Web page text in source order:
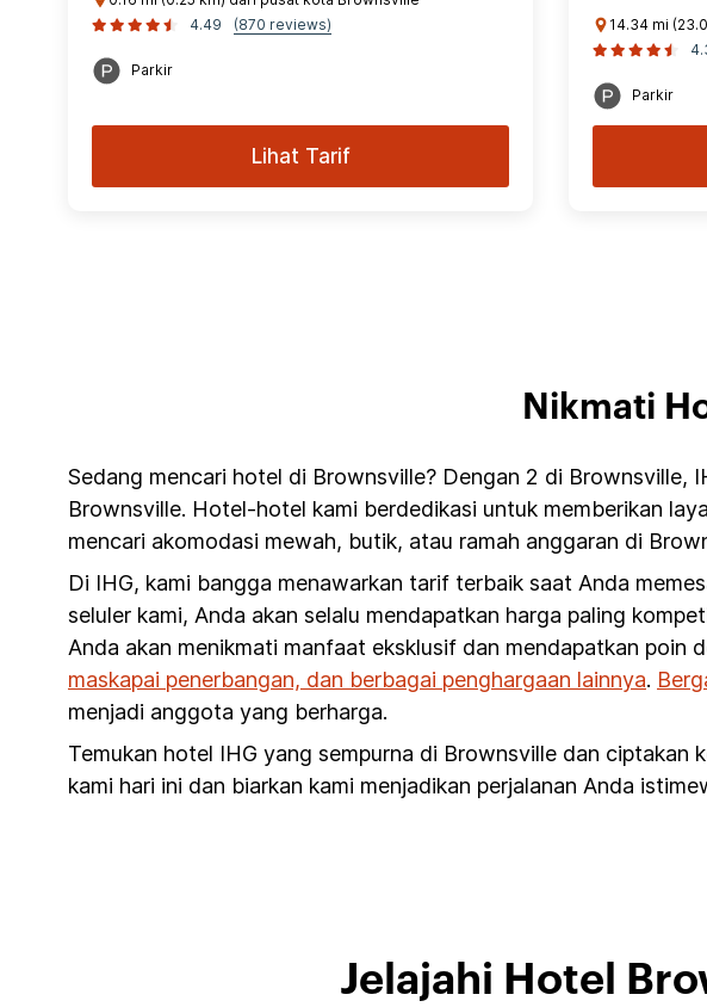
4.49
(870 reviews)
Parkir
Lihat Tarif
14.34 mi
Parkir
Nikmati
Sedang mencari hotel di Brownsville? Dengan 2 di Brownsville,
Brownsville. Hotel-hotel kami berdedikasi untuk memberikan
mencari akomodasi mewah, butik, atau ramah anggaran di
Di IHG, kami bangga menawarkan tarif terbaik saat Anda
seluler kami, Anda akan selalu mendapatkan harga paling
Anda akan menikmati manfaat eksklusif dan mendapatkan poin
maskapai penerbangan, dan berbagai penghargaan lainnya.
menjadi anggota yang berharga.
Temukan hotel IHG yang sempurna di Brownsville dan ciptakan
kami hari ini dan biarkan kami menjadikan perjalanan Anda
Jelajahi Hotel